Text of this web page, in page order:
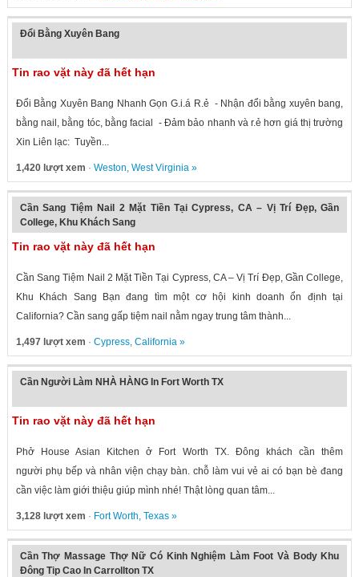
Đổi Bằng Xuyên Bang
Tin rao vặt này đã hết hạn
Đổi Bằng Xuyên Bang Nhanh Gọn G.i.á R.ẻ - Nhận đổi bằng xuyên bang,
bằng nail, bằng tóc, bằng facial​ - Đảm bảo nhanh và r.ẻ hơn giá thị trường
Xin Liên lạc: Tuyền...
1,420 lượt xem · Weston, West Virginia»
Cần Sang Tiệm Nail 2 Mặt Tiền Tại Cypress, CA – Vị Trí Đẹp, Gần
College, Khu Khách Sang
Tin rao vặt này đã hết hạn
Cần Sang Tiệm Nail 2 Mặt Tiền Tại Cypress, CA – Vị Trí Đẹp, Gần College,
Khu Khách Sang Bạn đang tìm một cơ hội kinh doanh ổn định tại
California? Cần sang gấp tiệm nail nằm ngay trung tâm thành...
1,497 lượt xem · Cypress, California»
Cần Người Làm NHÀ HÀNG In Fort Worth TX
Tin rao vặt này đã hết hạn
Phở House Asian Kitchen ở Fort Worth TX. Đông khách cần thêm
người phụ bếp và nhân viện chạy bàn. chỗ làm vui vẻ ai có bạn bè đang
cần việc làm giới thiệu giúp mình nhé! Thật lòng quan tâm...
3,128 lượt xem · Fort Worth, Texas»
Cần Thợ Massage Thợ Nữ Có Kinh Nghiệm Làm Foot Và Body Khu
Đông Tip Cao In Carrollton TX